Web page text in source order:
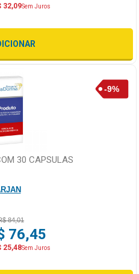
32,09Sem Juros
30 CAPSULAS
84,01
76,45
25,48Sem Juros